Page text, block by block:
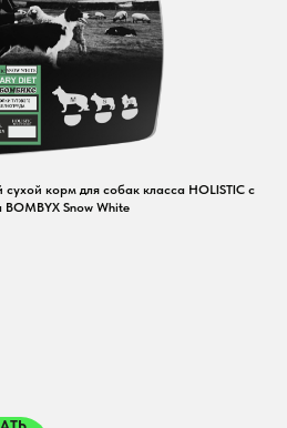
корм для собак класса HOLISTIC с
BOMBYX Snow White